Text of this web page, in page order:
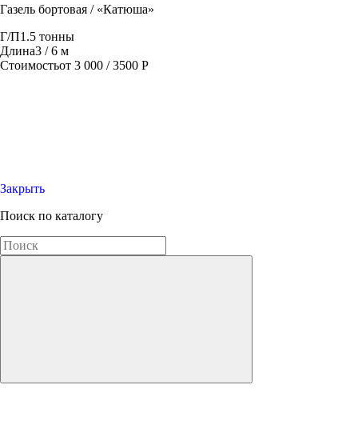
Газель бортовая / «Катюша»
Г/П1.5 тонны
Длина3 / 6 м
Стоимостьот 3 000 / 3500 Р
Закрыть
Поиск по каталогу